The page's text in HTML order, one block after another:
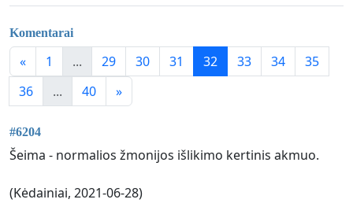
Komentarai
« 1 ... 29 30 31 32 33 34
35
36
... 40 »
#6204
Šeima - normalios žmonijos išlikimo kertinis akmuo.
(Kėdainiai, 2021-06-28)